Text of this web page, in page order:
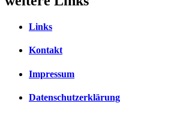
Links
Kontakt
Impressum
Datenschutzerklärung